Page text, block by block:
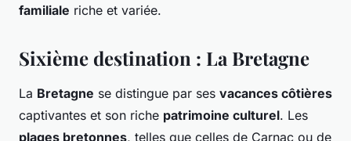
familiale riche et variée.
Sixième destination : La Bretagne
La Bretagne se distingue par ses vacances côtières
captivantes et son riche patrimoine culturel. Les
plages bretonnes, telles que celles de Carnac ou de